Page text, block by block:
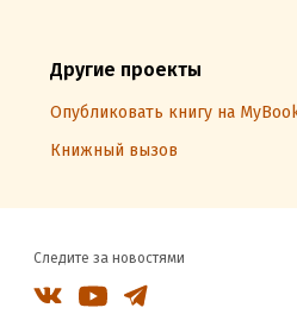
Другие проекты
Опубликовать книгу на
Книжный вызов
Следите за новостями